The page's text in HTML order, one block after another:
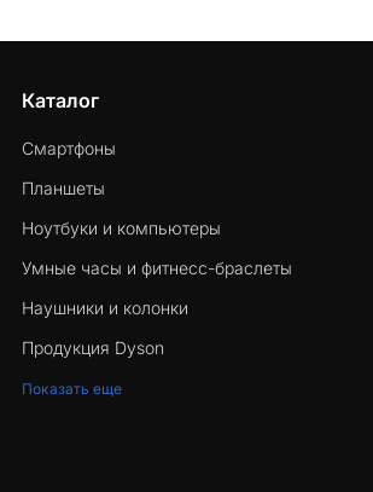
Каталог
Смартфоны
Планшеты
Ноутбуки и компьютеры
Умные часы и фитнесс-браслеты
Наушники и колонки
Продукция Dyson
Показать еще